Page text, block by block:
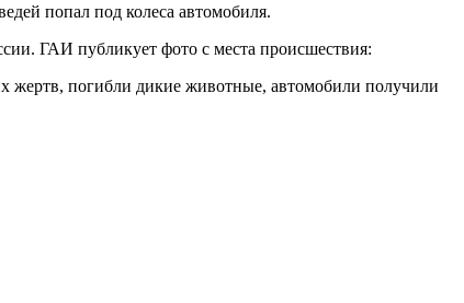
попал под колеса автомобиля.
ГАИ публикует фото с места происшествия:
погибли дикие животные, автомобили получили